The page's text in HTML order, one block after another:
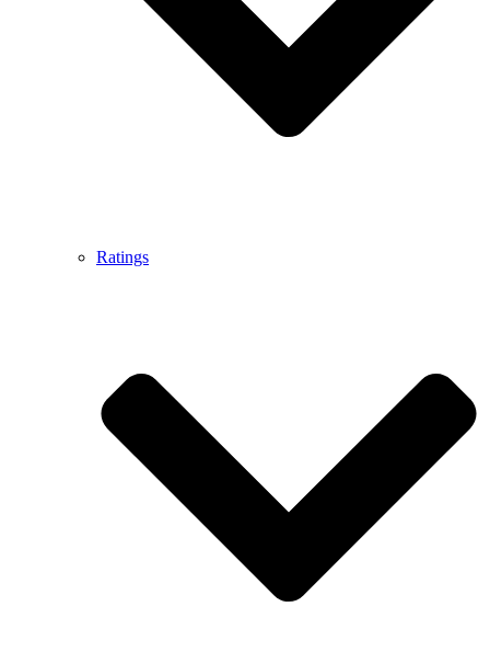
Ratings